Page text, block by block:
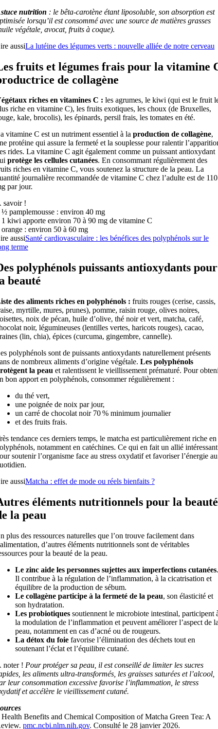
nutrition : le bêta-carotène étant liposoluble, son absorption est
lorsqu’il est consommé avec une source de matières grasses
végétale, avocat, fruits à coque).
aussiLa lutéine des légumes verts : nouvelle alliée de notre cerveau
fruits et légumes frais pour la vitamine
de collagène
riches en vitamines C : les agrumes, le kiwi (qui est le fruit
riche en vitamine C), les fruits exotiques, les choux (de Bruxelles,
kale, brocolis), les épinards, persil frais, les tomates en été.
vitamine C est un nutriment essentiel à laproduction de collagène,
protéine qui assure la fermeté et la souplesse pour ralentir
rides. La vitamine C agit également comme un puissant antioxydant
protège les cellules cutanées. En consommant régulièrement des
riches en vitamine C, vous soutenez la structure de la peau. La
journalière recommandée de vitamine C chez l’adulte est de 110
par jour.
savoir !
½ pamplemousse : environ 40 mg
1 kiwi apporte environ 70 à 90 mg de vitamine C
: environ 50 à 60 mg
aussiSanté cardiovasculaire : les bénéfices des polyphénols sur le
terme
polyphénols puissants antioxydants pour
beauté
des aliments riches en polyphénols : fruits rouges (cerise, cassis,
myrtille, mures, prunes), pomme, raisin rouge, olives noires,
noix de pécan, huile d’olive, thé noir et vert, matcha, café,
noir, légumineuses (lentilles vertes, haricots rouges), cacao,
(lin, chia), épices (curcuma, gingembre, cannelle).
polyphénols sont de puissants antioxydants naturellement présents
de nombreux aliments d’origine végétale. Les polyphénols
la peau et ralentissent le vieillissement prématuré. Pour
bon apport en polyphénols, consommer régulièrement :
du thé vert,
une poignée de noix par jour,
un carré de chocolat noir 70 % minimum journalier
et des fruits frais.
tendance ces derniers temps, le matcha est particulièrement riche en
notamment en catéchines. Ce qui en fait un allié intéressant
soutenir l’organisme face au stress oxydatif et favoriser l’énergie au
aussiMatcha : effet de mode ou réels bienfaits ?
éléments nutritionnels pour la beauté
la peau
plus des ressources naturelles que l’on trouve facilement dans
d’autres éléments nutritionnels sont de véritables
pour la beauté de la peau.
Le zinc aide les personnes sujettes aux imperfections cutanées.
Il contribue à la régulation de l’inflammation, à la cicatrisation et
équilibre de la production de sébum.
Le collagène participe à la fermeté de la peau, son élasticité et
son hydratation.
Les probiotiquessoutiennent le microbiote intestinal, participent
la modulation de l’inflammation et peuvent améliorer l’aspect de
peau, notamment en cas d’acné ou de rougeurs.
La détox du foiefavorise l’élimination des déchets tout en
soutenant l’éclat et l’équilibre cutané.
noter ! Pour protéger sa peau, il est conseillé de limiter les sucres
les aliments ultra-transformés, les graisses saturées et l’alcool,
leur consommation excessive favorise l’inflammation, le stress
et accélère le vieillissement cutané.
Benefits and Chemical Composition of Matcha Green Tea: A
pmc.ncbi.nlm.nih.gov. Consulté le 28 janvier 2026.